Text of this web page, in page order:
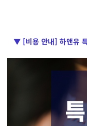
▼ [비용 안내] 하앤유